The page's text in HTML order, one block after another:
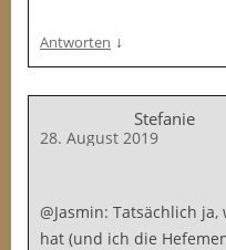
Antworten ↓
Stefanie
28. August 2019
@Jasmin: Tatsächlich
hat (und ich die